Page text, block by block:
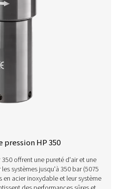
haute pression HP 50
HP 50 garantissent une
performances fiables à des
(725 psi), avec des options
inoxydable pour plus de